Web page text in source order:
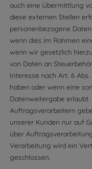
auch eine Übermittlung
diese externen Stellen
personenbezogene
wenn dies im Rahmen
wenn wir gesetzlich
von Daten an
Interesse nach Art. 6
haben oder wenn eine
Datenweitergabe erlaubt.
Auftragsverarbeitern
unserer Kunden nur auf
über
Verarbeitung wird ein
geschlossen.